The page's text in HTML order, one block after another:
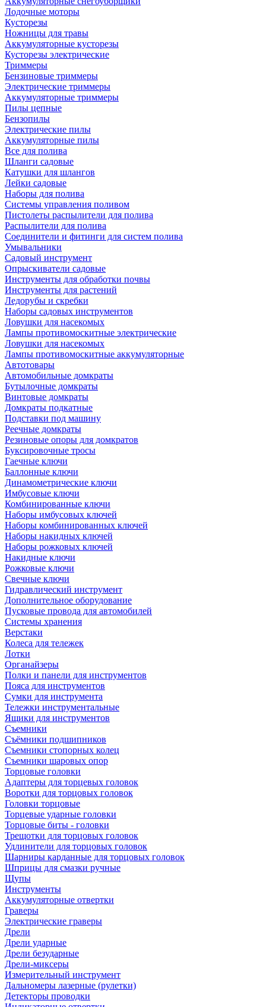
Лодочные моторы
Кусторезы
Ножницы для травы
Аккумуляторные кусторезы
Кусторезы электрические
Триммеры
Бензиновые триммеры
Электрические триммеры
Аккумуляторные триммеры
Пилы цепные
Бензопилы
Электрические пилы
Аккумуляторные пилы
Все для полива
Шланги садовые
Катушки для шлангов
Лейки садовые
Наборы для полива
Системы управления поливом
Пистолеты распылители для полива
Распылители для полива
Соединители и фитинги для систем полива
Умывальники
Садовый инструмент
Опрыскиватели садовые
Инструменты для обработки почвы
Инструменты для растений
Ледорубы и скребки
Наборы садовых инструментов
Ловушки для насекомых
Лампы противомоскитные электрические
Ловушки для насекомых
Лампы противомоскитные аккумуляторные
Автотовары
Автомобильные домкраты
Бутылочные домкраты
Винтовые домкраты
Домкраты подкатные
Подставки под машину
Реечные домкраты
Резиновые опоры для домкратов
Буксировочные тросы
Гаечные ключи
Баллонные ключи
Динамометрические ключи
Имбусовые ключи
Комбинированные ключи
Наборы имбусовых ключей
Наборы комбинированных ключей
Наборы накидных ключей
Наборы рожковых ключей
Накидные ключи
Рожковые ключи
Свечные ключи
Гидравлический инструмент
Дополнительное оборудование
Пусковые провода для автомобилей
Системы хранения
Верстаки
Колеса для тележек
Лотки
Органайзеры
Полки и панели для инструментов
Пояса для инструментов
Сумки для инструмента
Тележки инструментальные
Ящики для инструментов
Съемники
Съёмники подшипников
Съемники стопорных колец
Съемники шаровых опор
Торцовые головки
Адаптеры для торцевых головок
Воротки для торцовых головок
Головки торцовые
Торцевые ударные головки
Торцовые биты - головки
Трещотки для торцовых головок
Удлинители для торцовых головок
Шарниры карданные для торцовых головок
Шприцы для смазки ручные
Щупы
Инструменты
Аккумуляторные отвертки
Граверы
Электрические граверы
Дрели
Дрели ударные
Дрели безударные
Дрели-миксеры
Измерительный инструмент
Дальномеры лазерные (рулетки)
Детекторы проводки